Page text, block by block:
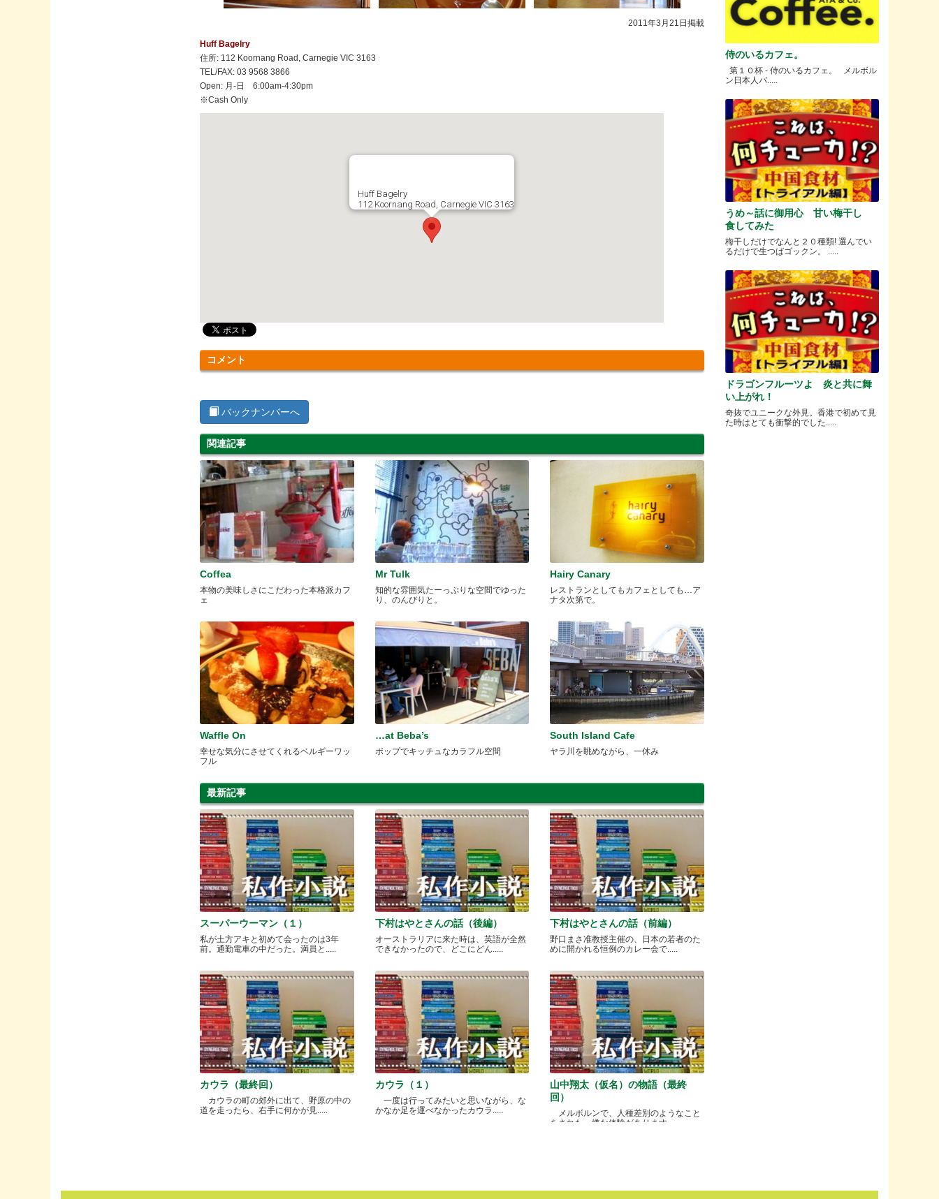
2011年3月21日掲載
Huff Bagelry
住所: 112 Koornang Road, Carnegie VIC 3163
TEL/FAX: 03 9568 3866
Open: 月-日 6:00am-4:30pm
※Cash Only
Huff Bagelry
112 Koornang Road, Carnegie VIC 3163
コメント
バックナンバーへ
関連記事
Coffea
本物の美味しさにこだわった本格派カフ
ェ
Mr Tulk
知的な雰囲気たーっぷりな空間でゆった
り、のんびりと。
Hairy Canary
レストランとしてもカフェとしても…ア
ナタ次第で。
Waffle On
幸せな気分にさせてくれるベルギーワッ
フル
…at Beba’s
ポップでキッチュなカラフル空間
South Island Cafe
ヤラ川を眺めながら、一休み
最新記事
スーパーウーマン（１）
私が土方アキと初めて会ったのは3年
前。通勤電車の中だった。満員と.....
下村はやとさんの話（後編）
オーストラリアに来た時は、英語が全然
できなかったので、どこにどん.....
下村はやとさんの話（前編）
野口まさ准教授主催の、日本の若者のた
めに開かれる恒例のカレー会で.....
カウラ（最終回）
カウラの町の郊外に出て、野原の中の
道を走ったら、右手に何かが見.....
カウラ（１）
一度は行ってみたいと思いながら、な
かなか足を運べなかったカウラ.....
山中翔太（仮名）の物語（最終
回）
メルボルンで、人種差別のようなこと
をされた、嫌な体験があります.....
侍のいるカフェ。
第１０杯 - 侍のいるカフェ。 メルボル
ン日本人バ.....
うめ～話に御用心 甘い梅干し
食してみた
梅干しだけでなんと２０種類! 選んでい
るだけで生つばゴックン。 .....
ドラゴンフルーツよ 炎と共に舞
い上がれ！
奇抜でユニークな外見。香港で初めて見
た時はとても衝撃的でした.....